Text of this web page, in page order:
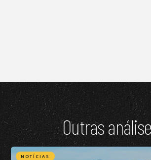
Outras
NOTÍCIAS